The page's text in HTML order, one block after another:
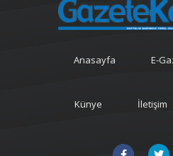
Anasayfa E-
Künye İletişim